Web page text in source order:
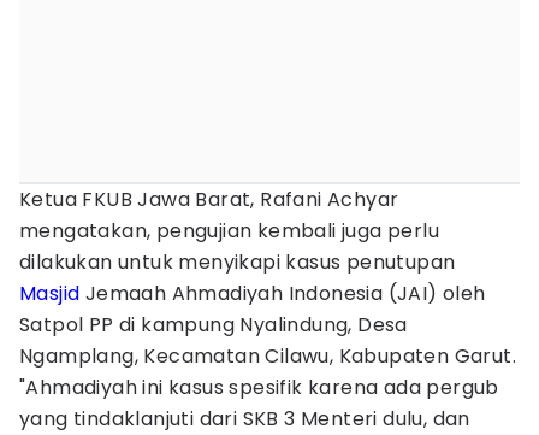
Ketua FKUB Jawa Barat, Rafani Achyar
mengatakan, pengujian kembali juga perlu
dilakukan untuk menyikapi kasus penutupan
Masjid Jemaah Ahmadiyah Indonesia (JAI) oleh
Satpol PP di kampung Nyalindung, Desa
Ngamplang, Kecamatan Cilawu, Kabupaten Garut.
"Ahmadiyah ini kasus spesifik karena ada pergub
yang tindaklanjuti dari SKB 3 Menteri dulu, dan